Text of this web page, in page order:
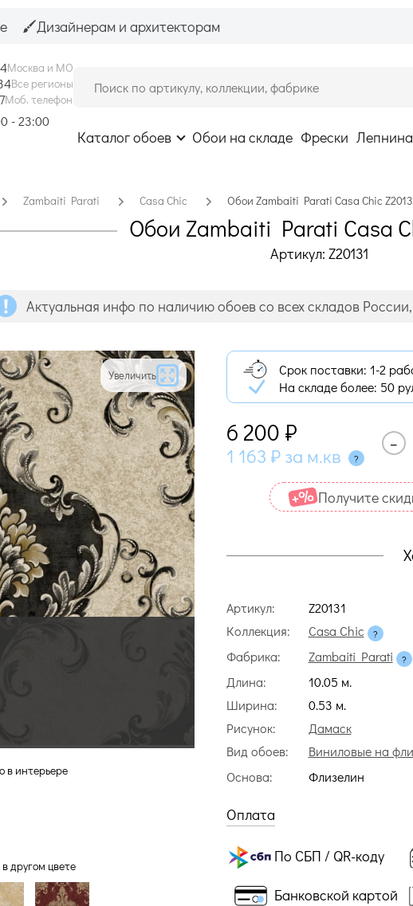
Дизайнерам и архитекторам
Москва и МО
Все регионы
Моб. телефон
- 23:00
Каталог обоев Обои на складе Фрески Лепнина
Zambaiti Parati Casa Chic Обои Zambaiti Parati Casa Chic
Обои Zambaiti Parati Casa
Артикул: Z20131
Актуальная инфо по наличию обоев со всех складов
Увеличить
в интерьере
другом цвете
Срок поставки: 1-2
На складе более: 50
6 200 ₽
1 163 ₽ за м.кв
–
Получите
Артикул:
Z20131
Коллекция:
Casa Chic
Фабрика:
Zambaiti Parati
Длина:
10.05 м.
Ширина:
0.53 м.
Рисунок:
Дамаск
Вид обоев:
Виниловые на
Основа:
Флизелин
Оплата
По СБП / QR-коду
Банковской картой